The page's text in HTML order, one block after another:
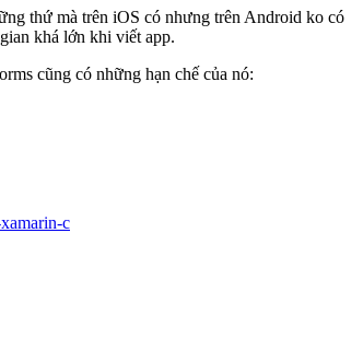
thứ mà trên iOS có nhưng trên Android ko có
khá lớn khi viết app.
cũng có những hạn chế của nó:
c